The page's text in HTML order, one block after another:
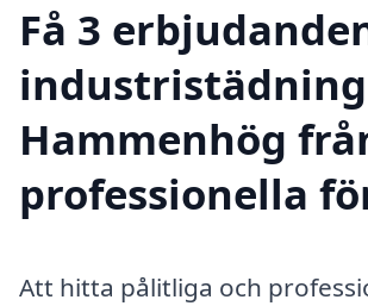
Få 3
Hammenhög
professionella
Att hitta pålitliga och